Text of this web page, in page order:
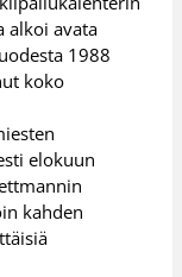
alkoi avata
1988
koko
elokuun
kahden